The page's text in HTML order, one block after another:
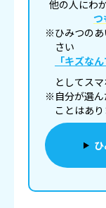
他の人にわ
※ひみつのあ
さい
「キズな
としてス
※自分が選ん
ことはあ